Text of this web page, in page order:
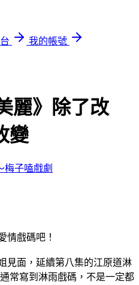
我的帳號
麗》除了改
變
梅子嗑戲劇
戲碼吧！
面，延續第八集的江原道淋
常寫到淋雨戲碼，不是一定都